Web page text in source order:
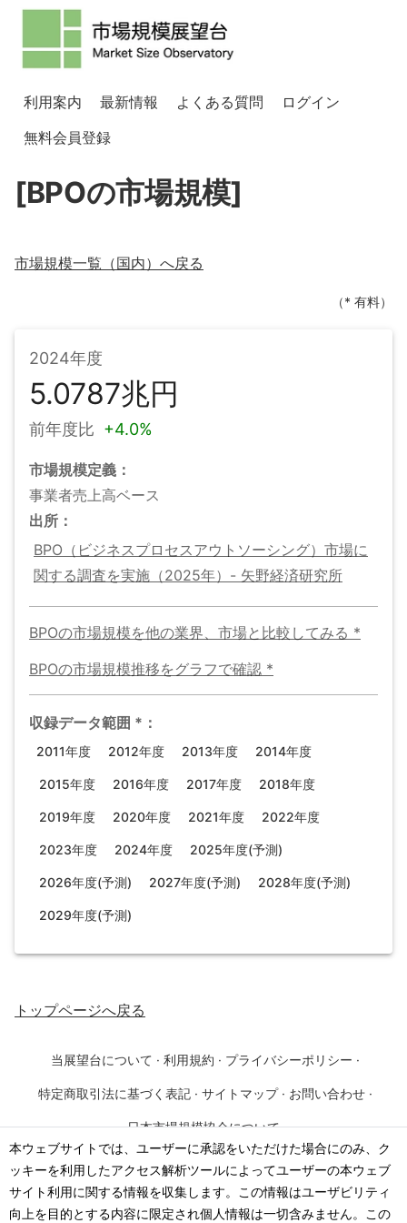
本ウェブサイトでは、ユーザーに承認をいただけた場合にのみ、ク
ッキーを利用したアクセス解析ツールによってユーザーの本ウェブ
サイト利用に関する情報を収集します。この情報はユーザビリティ
向上を目的とする内容に限定され個人情報は一切含みません。この
利用案内 最新情報 よくある質問
ログイン
無料会員登録
[BPOの市場規模]
市場規模一覧（国内）へ戻る
（* 有料）
2024年度
5.0787兆円
前年度比 +4.0%
市場規模定義：
事業者売上高ベース
出所：
BPO（ビジネスプロセスアウトソーシング）市場に
関する調査を実施（2025年）- 矢野経済研究所
BPOの市場規模を他の業界、市場と比較してみる *
BPOの市場規模推移をグラフで確認 *
収録データ範囲 * ：
2011年度 2012年度 2013年度 2014年度
2015年度 2016年度 2017年度 2018年度
2019年度 2020年度 2021年度 2022年度
2023年度 2024年度 2025年度(予測)
2026年度(予測) 2027年度(予測) 2028年度(予測)
2029年度(予測)
トップページへ戻る
当展望台について · 利用規約 · プライバシーポリシー ·
特定商取引法に基づく表記 · サイトマップ · お問い合わせ ·
日本市場規模協会について
©2026· 一般社団法人 日本市場規模協会